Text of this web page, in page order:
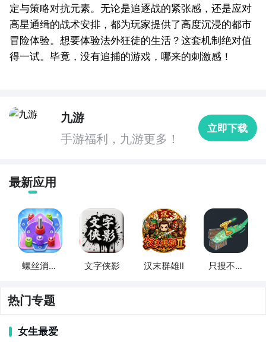
定与策略对抗元素。无论是追逐战的紧张感，还是应对
高星通缉的战术安排，都为玩家提供了高度沉浸的都市
冒险体验。想要体验法外狂徒的生活？这套机制绝对值
得一试。毕竟，没有追捕的游戏，哪来的刺激感！
九游
手游福利，九游更多！
立即下载
最新应用
螺丝消消
文字侠影 汉末群雄Ⅱ
只搜不打
热门专题
女生最爱